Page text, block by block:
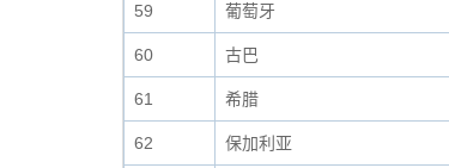
59 葡萄牙
60 古巴
61 希腊
62 保加利亚